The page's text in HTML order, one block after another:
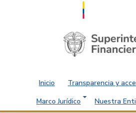
Saltar al contenido principal
Inicio Transparencia y
Marco Jurídico
Nuestra